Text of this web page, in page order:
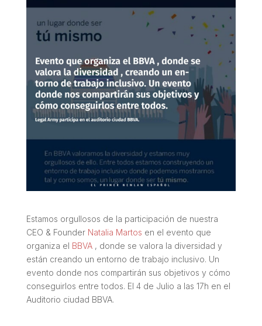
Estamos orgullosos de la participación de nuestra
CEO & Founder Natalia Martos en el evento que
organiza el BBVA, donde se valora la diversidad y
están creando un entorno de trabajo inclusivo. Un
evento donde nos compartirán sus objetivos y cómo
conseguirlos entre todos. El 4 de Julio a las 17h en el
Auditorio ciudad BBVA.